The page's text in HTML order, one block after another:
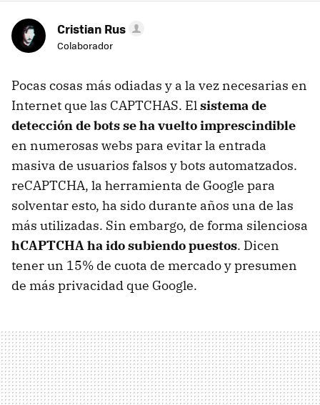
Cristian Rus
Colaborador
Pocas cosas más odiadas y a la vez necesarias en
Internet que las CAPTCHAS. Elsistema de
detección de bots se ha vuelto imprescindible
en numerosas webs para evitar la entrada
masiva de usuarios falsos y bots automatzados.
reCAPTCHA, la herramienta de Google para
solventar esto, ha sido durante años una de las
más utilizadas. Sin embargo, de forma silenciosa
hCAPTCHA ha ido subiendo puestos. Dicen
tener un 15% de cuota de mercado y presumen
de más privacidad que Google.